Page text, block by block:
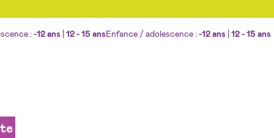
: -12 ans 12 - 15 ans Enfance / adolescence : -12 ans 12 - 15 ans